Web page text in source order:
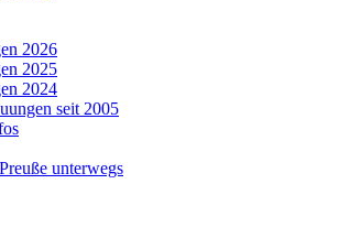
2026
2025
2024
seit 2005
unterwegs